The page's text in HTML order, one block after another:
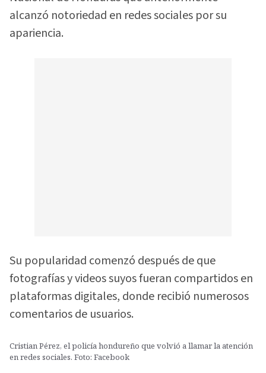
alcanzó notoriedad en redes sociales por su
apariencia.
Su popularidad comenzó después de que
fotografías y videos suyos fueran compartidos en
plataformas digitales, donde recibió numerosos
comentarios de usuarios.
Cristian Pérez, el policía hondureño que volvió a llamar la atención
en redes sociales. Foto: Facebook